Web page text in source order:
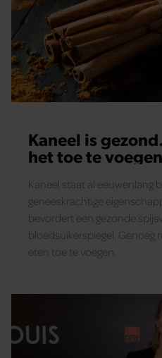
Kaneel is
het toe te
Kaneel staat al eeuwenlang
geneeskrachtige
bevordert een gezonde
bloedsuikerspiegel. Genoeg
eten toe te voegen.